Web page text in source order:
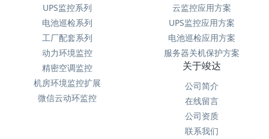
UPS监控系列
电池巡检系列
工厂配套系列
动力环境监控
精密空调监控
机房环境监控扩展
微信云动环监控
云监控应用方案
UPS监控应用方案
电池巡检应用方案
服务器关机保护方案
关于竣达
公司简介
在线留言
公司资质
联系我们